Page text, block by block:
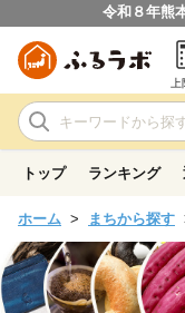
令和８年熊
トップ ランキング
ホーム まちから探す